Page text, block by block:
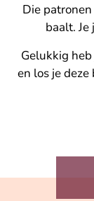
Die
baalt.
Gelukkig
en los je